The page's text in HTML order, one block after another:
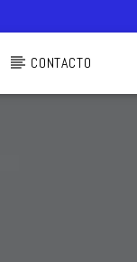
CONTACTO